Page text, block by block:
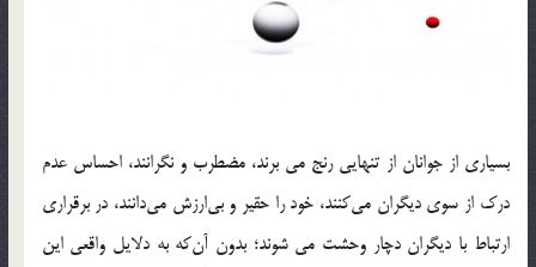
بسياري از جوانان از تنهايي رنج مي برند، مضطرب و نگرانند، احساس عدم
درك از سوي ديگران مي‌كنند، خود را حقير و بي‌ارزش مي‌دانند، در برقراري
ارتباط با ديگران دچار وحشت مي شوند؛ بدون آن‌كه به دلايل واقعي اين